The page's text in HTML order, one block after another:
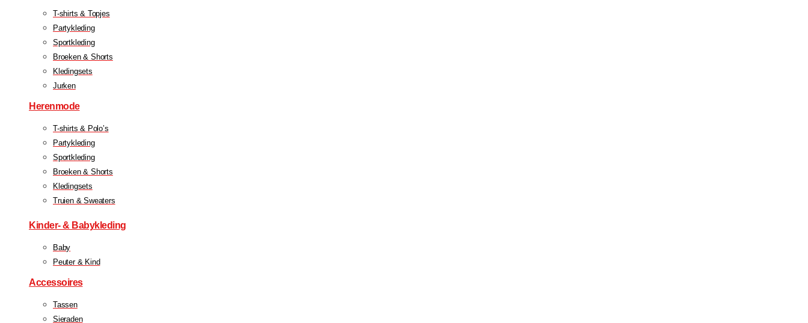
T-shirts & Topjes
Partykleding
Sportkleding
Broeken & Shorts
Kledingsets
Jurken
Herenmode
T-shirts & Polo’s
Partykleding
Sportkleding
Broeken & Shorts
Kledingsets
Truien & Sweaters
Kinder- & Babykleding
Baby
Peuter & Kind
Accessoires
Tassen
Sieraden